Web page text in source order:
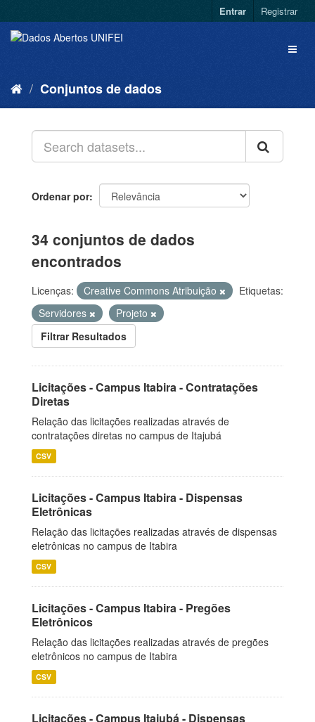
Entrar Registrar
Conjuntos de dados
Ordenar por
34 conjuntos de dados
encontrados
Licenças: Creative Commons Atribuição
Etiquetas:
Servidores
Projeto
Filtrar Resultados
Licitações - Campus Itabira - Contratações
Diretas
Relação das licitações realizadas através de
contratações diretas no campus de Itajubá
CSV
Licitações - Campus Itabira - Dispensas
Eletrônicas
Relação das licitações realizadas através de dispensas
eletrônicas no campus de Itabira
CSV
Licitações - Campus Itabira - Pregões
Eletrônicos
Relação das licitações realizadas através de pregões
eletrônicos no campus de Itabira
CSV
Licitações - Campus Itajubá - Dispensas